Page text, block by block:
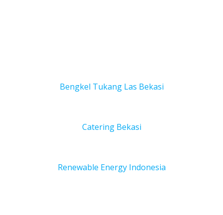
Bengkel Tukang Las Bekasi
Catering Bekasi
Renewable Energy Indonesia